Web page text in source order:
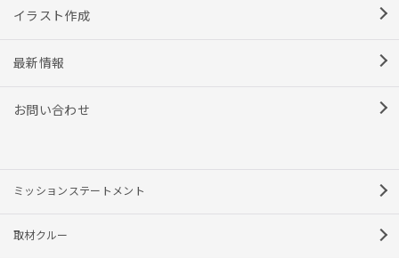
イラスト作成
最新情報
お問い合わせ
ミッションステートメント
取材クルー